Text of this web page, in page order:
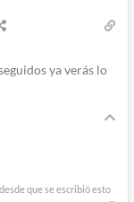
ya verás lo
que se escribió esto